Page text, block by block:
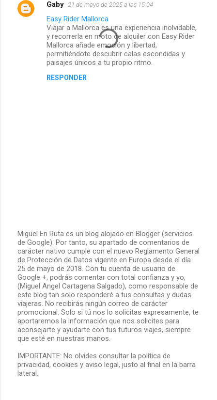
C
Gaby 21 de mayo de 2025 a las 15:04
Easy Rider Mallorca
Viajar a Mallorca es una experiencia inolvidable,
y recorrerla en moto de alquiler con Easy Rider
Mallorca añade emoción y libertad,
permitiéndote descubrir calas escondidas y
paisajes únicos a tu propio ritmo.
RESPONDER
P
u
b
l
i
c
a
r
u
n
c
o
e
n
t
Miguel En Ruta es un blog alojado en Blogger (servicios
de Google). Por tanto, su apartado de comentarios de
carácter nativo cumple con el nuevo Reglamento General
de Protección de Datos vigente en Europa desde el día
25 de mayo de 2018. Con tu cuenta de usuario de
Google +, podrás comentar con total confianza y yo,
(Miguel Angel Cartagena Salgado), como responsable de
este blog tan solo responderé a tus consultas y dudas
viajeras. No recibirás ningún correo de carácter
promocional. Solo si tú nos lo solicitas expresamente, te
aportaremos la información que nos solicites para
aconsejarte y ayudarte con tus futuros viajes, siempre
que esté en nuestras manos.
IMPORTANTE: No olvides consultar la política de
privacidad, cookies y aviso legal, justo al final en la barra
lateral.